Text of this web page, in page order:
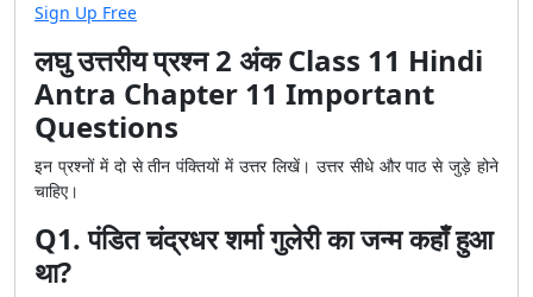
Sign Up Free
लघु उत्तरीय प्रश्न 2 अंक Class 11 Hindi
Antra Chapter 11 Important
Questions
इन प्रश्नों में दो से तीन पंक्तियों में उत्तर लिखें। उत्तर सीधे और पाठ से जुड़े होने
चाहिए।
Q1. पंडित चंद्रधर शर्मा गुलेरी का जन्म कहाँ हुआ
था?